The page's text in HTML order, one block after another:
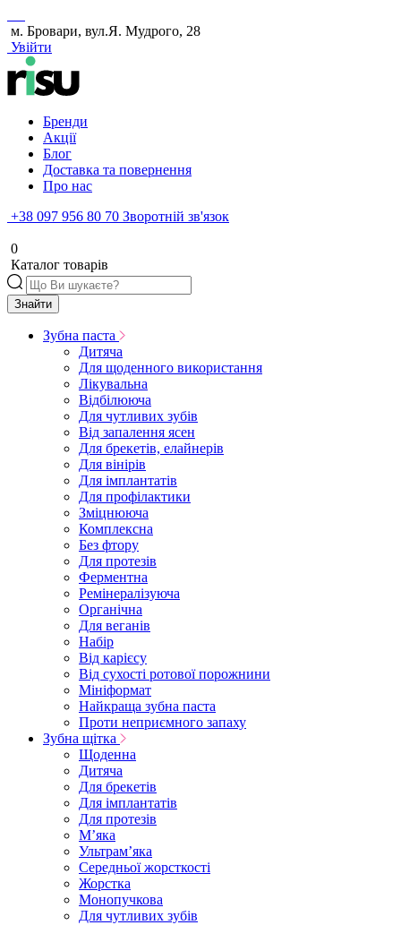
м. Бровари, вул.Я. Мудрого, 28
Увійти
Бренди
Акції
Блог
Доставка та повернення
Про нас
+38 097 956 80 70 Зворотній зв'язок
0
Каталог товарів
Знайти
Зубна паста
Дитяча
Для щоденного використання
Лікувальна
Відбілююча
Для чутливих зубів
Від запалення ясен
Для брекетів, елайнерів
Для вінірів
Для імплантатів
Для профілактики
Зміцнююча
Комплексна
Без фтору
Для протезів
Ферментна
Ремінералізуюча
Органічна
Для веганів
Набір
Від карієсу
Від сухості ротової порожнини
Мініформат
Найкраща зубна паста
Проти неприємного запаху
Зубна щітка
Щоденна
Дитяча
Для брекетів
Для імплантатів
Для протезів
Мʼяка
Ультрамʼяка
Середньої жорсткості
Жорстка
Монопучкова
Для чутливих зубів